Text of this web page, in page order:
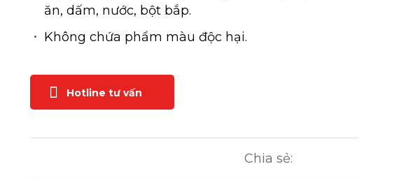
ăn, dấm, nước, bột bắp.
Không chứa phẩm màu độc hại.
Hotline tư vấn
Chia sẻ: